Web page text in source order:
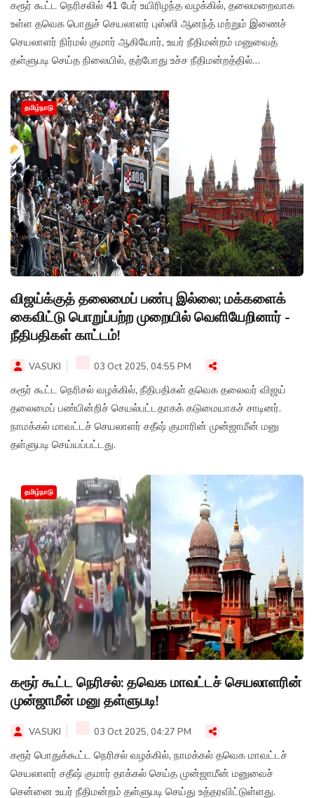
கரூர் கூட்ட நெரிசலில் 41 பேர் உயிரிழந்த வழக்கில், தலைமறைவாக
உள்ள தவெக பொதுச் செயலாளர் புஸ்ஸி ஆனந்த் மற்றும் இணைச்
செயலாளர் நிர்மல் குமார் ஆகியோர், உயர் நீதிமன்றம் மனுவைத்
தள்ளுபடி செய்த நிலையில், தற்போது உச்ச நீதிமன்றத்தில்
தமிழ்நாடு
விஜய்க்குத் தலைமைப் பண்பு இல்லை; மக்களைக்
கைவிட்டு பொறுப்பற்ற முறையில் வெளியேறினார் -
நீதிபதிகள் காட்டம்!
VASUKI 03 Oct 2025, 04:55 PM
கரூர் கூட்ட நெரிசல் வழக்கில், நீதிபதிகள் தவெக தலைவர் விஜய்
தலைமைப் பண்பின்றிச் செயல்பட்டதாகக் கடுமையாகச் சாடினர்.
நாமக்கல் மாவட்டச் செயலாளர் சதீஷ் குமாரின் முன்ஜாமீன் மனு
தள்ளுபடி செய்யப்பட்டது.
தமிழ்நாடு
கரூர் கூட்ட நெரிசல்: தவெக மாவட்டச் செயலாளரின்
முன்ஜாமீன் மனு தள்ளுபடி!
VASUKI 03 Oct 2025, 04:27 PM
கரூர் பொதுக்கூட்ட நெரிசல் வழக்கில், நாமக்கல் தவெக மாவட்டச்
செயலாளர் சதீஷ் குமார் தாக்கல் செய்த முன்ஜாமீன் மனுவைச்
சென்னை உயர் நீதிமன்றம் தள்ளுபடி செய்து உத்தரவிட்டுள்ளது.